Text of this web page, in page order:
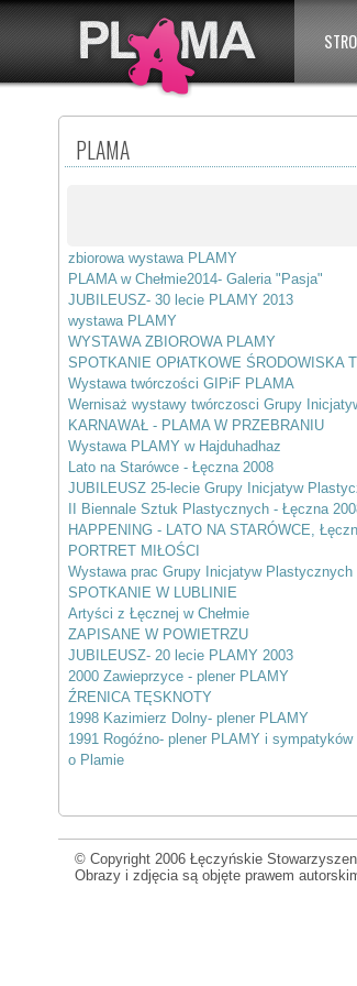
PLAMA
zbiorowa wystawa PLAMY
PLAMA w Chełmie2014- Galeria "Pasja"
JUBILEUSZ- 30 lecie PLAMY 2013
wystawa PLAMY
WYSTAWA ZBIOROWA PLAMY
SPOTKANIE OPłATKOWE ŚRODOWISKA
Wystawa twórczości GIPiF PLAMA
Wernisaż wystawy twórczosci Grupy
KARNAWAŁ - PLAMA W PRZEBRANIU
Wystawa PLAMY w Hajduhadhaz
Lato na Starówce - Łęczna 2008
JUBILEUSZ 25-lecie Grupy Inicjatyw
II Biennale Sztuk Plastycznych - Łęczna
HAPPENING - LATO NA STARÓWCE,
PORTRET MIŁOŚCI
Wystawa prac Grupy Inicjatyw
SPOTKANIE W LUBLINIE
Artyści z Łęcznej w Chełmie
ZAPISANE W POWIETRZU
JUBILEUSZ- 20 lecie PLAMY 2003
2000 Zawieprzyce - plener PLAMY
ŹRENICA TĘSKNOTY
1998 Kazimierz Dolny- plener PLAMY
1991 Rogóźno- plener PLAMY i sympatyków
o Plamie
© Copyright 2006 Łęczyńskie
Obrazy i zdjęcia są objęte prawem